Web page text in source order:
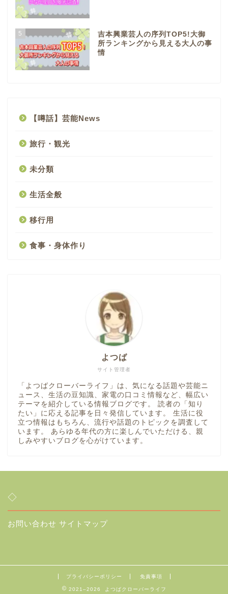
5
吉本興業芸人の序列TOP5!大御
所ランキングから見える大人の事
情
【噂話】芸能News
旅行・観光
未分類
生活全般
移行用
食事・身体作り
サイト管理者
よつば
「よつばクローバーライフ」は、気になる話題や芸能ニ
ュース、生活の豆知識、家電の口コミ情報など、幅広い
テーマを紹介している情報ブログです。 読者の「知り
たい」に応える記事を日々発信しています。 生活に役
立つ情報はもちろん、流行や話題のトピックを調査して
います。 あらゆる年代の方に楽しんでいただける、親
しみやすいブログを心がけています。
◇
お問い合わせ サイトマップ
プライバシーポリシー 免責事項
2021–2026 よつばクローバーライフ